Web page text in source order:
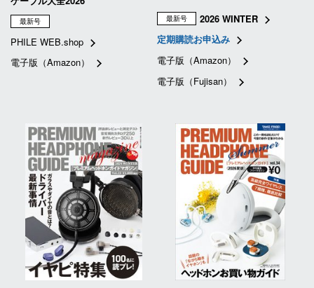
最新号
PHILE WEB.shop
電子版（Amazon）
最新号
2026 WINTER
定期購読お申込み
電子版（Amazon）
電子版（Fujisan）